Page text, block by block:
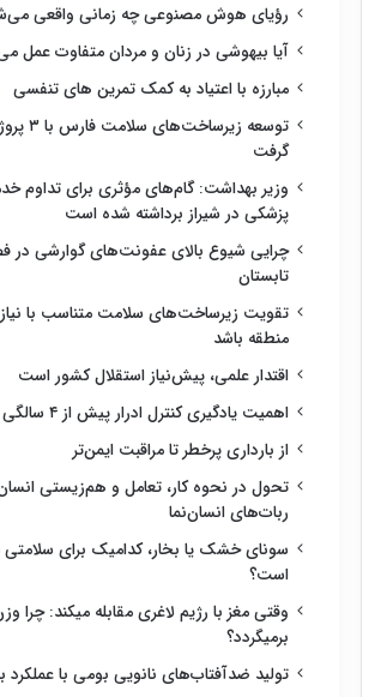
رؤیای هوش مصنوعی چه زمانی واقعی
آیا بیهوشی در زنان و مردان متفاوت عمل
مبارزه با اعتیاد به کمک تمرین های تنفسی
توسعه
گرفت
وزیر بهداشت: گام‌های مؤثری برای تداوم
پزشکی در شیراز برداشته شده است
چرایی شیوع بالای عفونت‌های گوارشی در
تابستان
تقویت زیرساخت‌های سلامت متناسب با
منطقه باشد
اقتدار علمی، پیش‌نیاز استقلال کشور است
اهمیت یادگیری کنترل ادرار پیش از ۴ سالگی
از بارداری پرخطر تا مراقبت ایمن‌تر
تحول در نحوه کار، تعامل و هم‌زیستی
ربات‌های انسان‌نما
سونای خشک یا بخار، کدامیک برای سلامتی
است؟
وقتی مغز با رژیم لاغری مقابله میکند: چرا
برمیگردد؟
تولید ضدآفتاب‌های نانویی بومی با عملکرد